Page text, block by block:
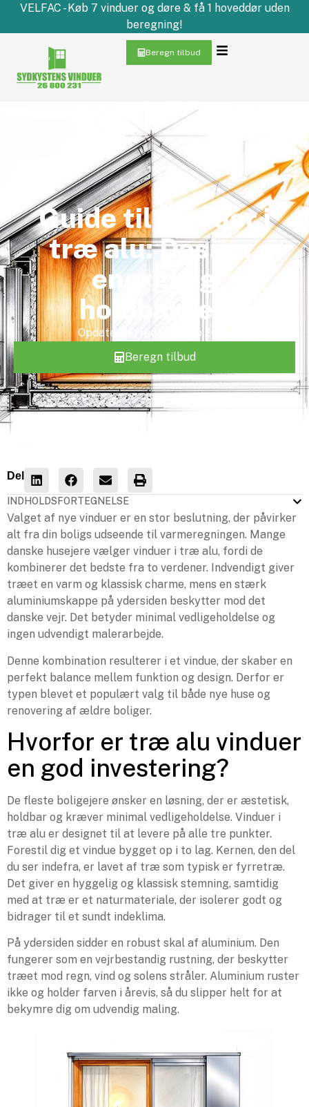
VELFAC - Køb 7 vinduer og døre & få 1 hoveddør uden
beregning!
Beregn tilbud
Guide til vinduer i
træ alu: Design,
energi og
holdbarhed
Opdateret
fredag 6. feb 2026
Beregn tilbud
Del
INDHOLDSFORTEGNELSE
Valget af nye vinduer er en stor beslutning, der påvirker
alt fra din boligs udseende til varmeregningen. Mange
danske husejere vælger vinduer i træ alu, fordi de
kombinerer det bedste fra to verdener. Indvendigt giver
træet en varm og klassisk charme, mens en stærk
aluminiumskappe på ydersiden beskytter mod det
danske vejr. Det betyder minimal vedligeholdelse og
ingen udvendigt malerarbejde.
Denne kombination resulterer i et vindue, der skaber en
perfekt balance mellem funktion og design. Derfor er
typen blevet et populært valg til både nye huse og
renovering af ældre boliger.
Hvorfor er træ alu vinduer
en god investering?
De fleste boligejere ønsker en løsning, der er æstetisk,
holdbar og kræver minimal vedligeholdelse. Vinduer i
træ alu er designet til at levere på alle tre punkter.
Forestil dig et vindue bygget op i to lag. Kernen, den del
du ser indefra, er lavet af træ som typisk er fyrretræ.
Det giver en hyggelig og klassisk stemning, samtidig
med at træ er et naturmateriale, der isolerer godt og
bidrager til et sundt indeklima.
På ydersiden sidder en robust skal af aluminium. Den
fungerer som en vejrbestandig rustning, der beskytter
træet mod regn, vind og solens stråler. Aluminium ruster
ikke og holder farven i årevis, så du slipper helt for at
bekymre dig om udvendig maling.